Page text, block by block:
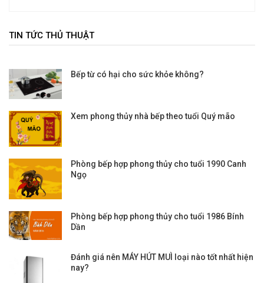
TIN TỨC THỦ THUẬT
Bếp từ có hại cho sức khỏe không?
Xem phong thủy nhà bếp theo tuổi Quý mão
Phòng bếp hợp phong thủy cho tuổi 1990 Canh
Ngọ
Phòng bếp hợp phong thủy cho tuổi 1986 Bính
Dần
Đánh giá nên MÁY HÚT MUÌ loại nào tốt nhất hiện
nay?